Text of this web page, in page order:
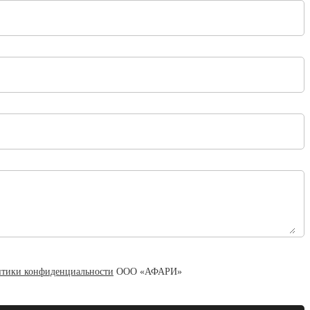
конфиденциальности ООО «АФАРИ»